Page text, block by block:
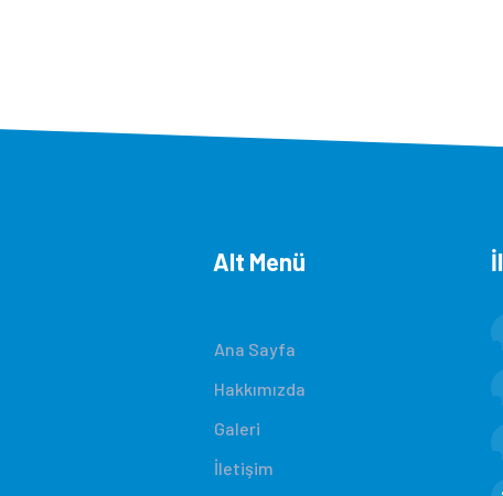
Alt Menü
Ana Sayfa
Hakkımızda
Galeri
İletişim